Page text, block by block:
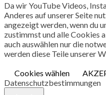
Da wir YouTube Videos,
Anderes auf unserer Seite
angezeigt werden, wenn du
zustimmst und alle Cookies
auch auswählen nur die
werden diese Teile unserer
Cookies wählen
Datenschutzbestimmungen